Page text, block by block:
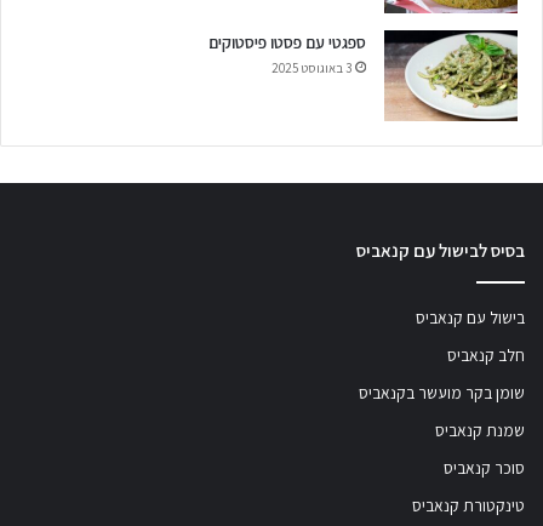
ספגטי עם פסטו פיסטוקים
3 באוגוסט 2025
בסיס לבישול עם קנאביס
בישול עם קנאביס
חלב קנאביס
שומן בקר מועשר בקנאביס
שמנת קנאביס
סוכר קנאביס
טינקטורת קנאביס